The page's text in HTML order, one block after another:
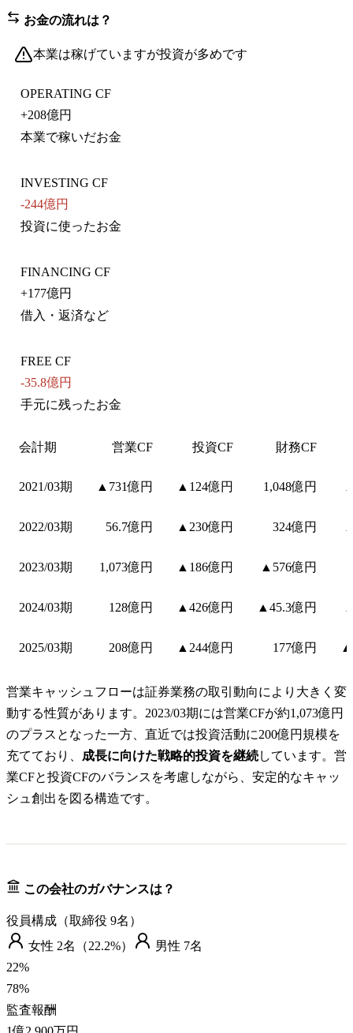
お金の流れは？
本業は稼げていますが投資が多めです
OPERATING CF
+208億円
本業で稼いだお金
INVESTING CF
-244億円
投資に使ったお金
FINANCING CF
+177億円
借入・返済など
FREE CF
-35.8億円
手元に残ったお金
会計期 営業CF 投資CF 財務CF
2021/03期 ▲731億円 ▲124億円 1,048億円
2022/03期 56.7億円 ▲230億円 324億円
2023/03期 1,073億円 ▲186億円 ▲576億円
2024/03期 128億円 ▲426億円 ▲45.3億円
2025/03期 208億円 ▲244億円 177億円
営業キャッシュフローは証券業務の取引動向により大きく変
動する性質があります。2023/03期には営業CFが約1,073億円
のプラスとなった一方、直近では投資活動に200億円規模を
充てており、 成長に向けた戦略的投資を継続しています。営
業CFと投資CFのバランスを考慮しながら、安定的なキャッ
シュ創出を図る構造です。
この会社のガバナンスは？
役員構成（取締役 9名）
女性 2名（22.2%） 男性 7名
22%
78%
監査報酬